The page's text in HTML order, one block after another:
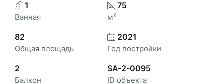
1
Ванная
75
м²
82
Общая площадь
2021
Год постройки
2
Балкон
SA-2-0095
ID объекта